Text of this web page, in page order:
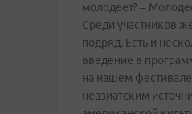
молодеет? –
Среди участников
подряд. Есть и
введение в
на нашем
неазиатским